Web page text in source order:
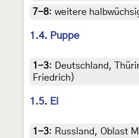
7-8: weitere
1.4. Puppe
1-3: Deutschland,
Friedrich)
1.5. Ei
1-3: Russland, Oblast